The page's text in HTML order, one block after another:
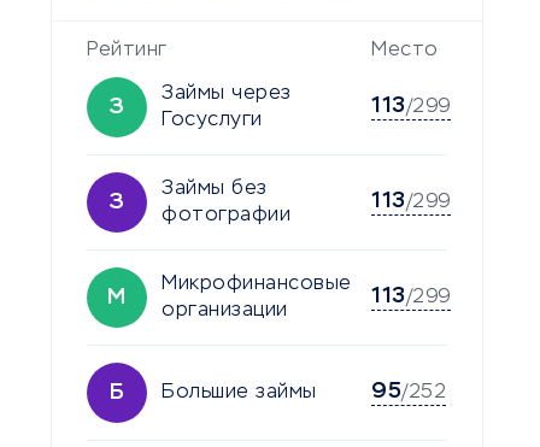
Рейтинг Место
З
Займы через
Госуслуги
113/299
З
Займы без
фотографии
113/299
М
Микрофинансовые
организации
113/299
Б Большие займы 95/252